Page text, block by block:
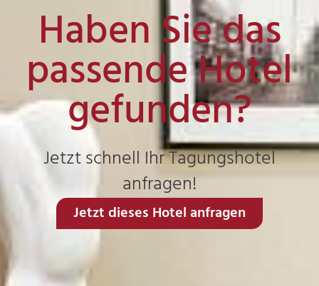
Haben Sie das
passende Hotel
gefunden?
Jetzt schnell Ihr Tagungshotel
anfragen!
Jetzt dieses Hotel anfragen